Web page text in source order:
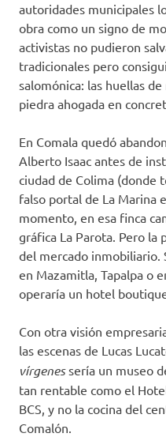
autoridades municipales
obra como un signo de
activistas no pudieron
tradicionales pero
salomónica: las huellas
piedra ahogada en
En Comala quedó
Alberto Isaac antes de
ciudad de Colima (donde
falso portal de La Marina
momento, en esa finca
gráfica La Parota. Pero la
del mercado inmobiliario.
en Mazamitla, Tapalpa o
operaría un hotel
Con otra visión
las escenas de Lucas
vírgenes sería un museo
tan rentable como el
BCS, y no la cocina del
Comalón.